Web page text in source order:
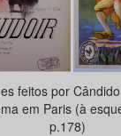
feitos por
em Paris (à
p.178)